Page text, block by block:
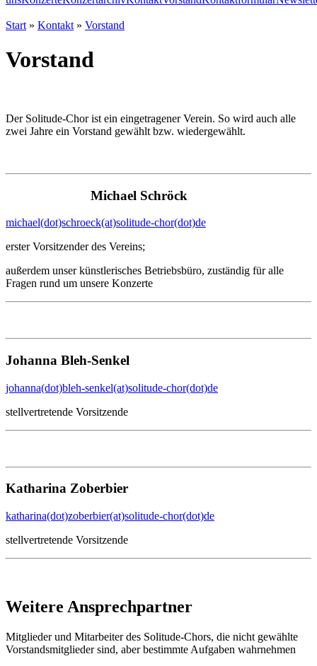
Start » Kontakt » Vorstand
Vorstand
Der Solitude-Chor ist ein eingetragener Verein. So wird auch alle
zwei Jahre ein Vorstand gewählt bzw. wiedergewählt.
Michael Schröck
michael(dot)schroeck(at)solitude-chor(dot)de
erster Vorsitzender des Vereins;
außerdem unser künstlerisches Betriebsbüro, zuständig für alle
Fragen rund um unsere Konzerte
Johanna Bleh-Senkel
johanna(dot)bleh-senkel(at)solitude-chor(dot)de
stellvertretende Vorsitzende
Katharina Zoberbier
katharina(dot)zoberbier(at)solitude-chor(dot)de
stellvertretende Vorsitzende
Weitere Ansprechpartner
Mitglieder und Mitarbeiter des Solitude-Chors, die nicht gewählte
Vorstandsmitglieder sind, aber bestimmte Aufgaben wahrnehmen